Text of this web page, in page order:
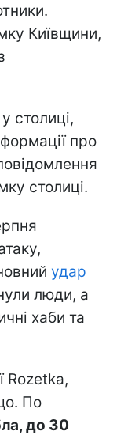
Київщини,
столиці,
про
столиці.
удар
люди, а
хаби та
Rozetka,
По
до 30